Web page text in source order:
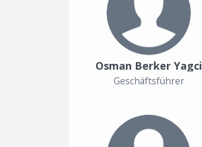
Osman Berker Yagci
Geschäftsführer